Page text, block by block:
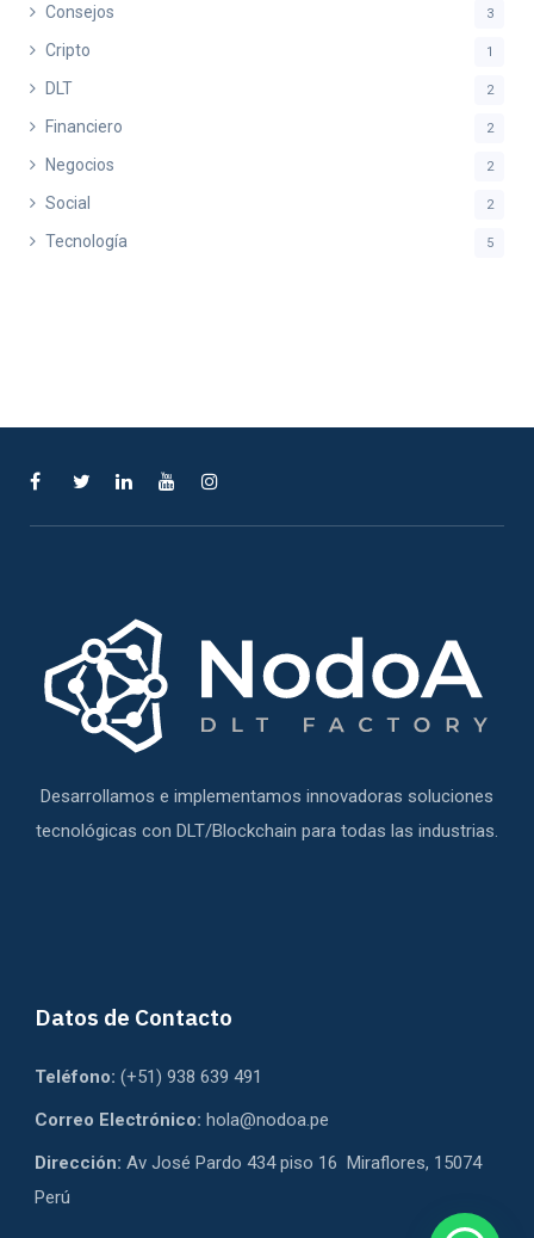
Consejos 3
Cripto 1
DLT 2
Financiero 2
Negocios 2
Social 2
Tecnología 5
Desarrollamos e implementamos innovadoras soluciones
tecnológicas con DLT/Blockchain para todas las industrias.
Datos de Contacto
Teléfono: (+51) 938 639 491
Correo Electrónico: hola@nodoa.pe
Dirección: Av José Pardo 434 piso 16 Miraflores, 15074
Perú